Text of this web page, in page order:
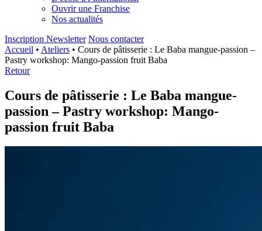
Ouvrir une Franchise
Nos actualités
Inscription Newsletter Nous contacter
Accueil • Ateliers • Cours de pâtisserie : Le Baba mangue-passion –
Pastry workshop: Mango-passion fruit Baba
Retour
Cours de pâtisserie : Le Baba mangue-
passion – Pastry workshop: Mango-
passion fruit Baba